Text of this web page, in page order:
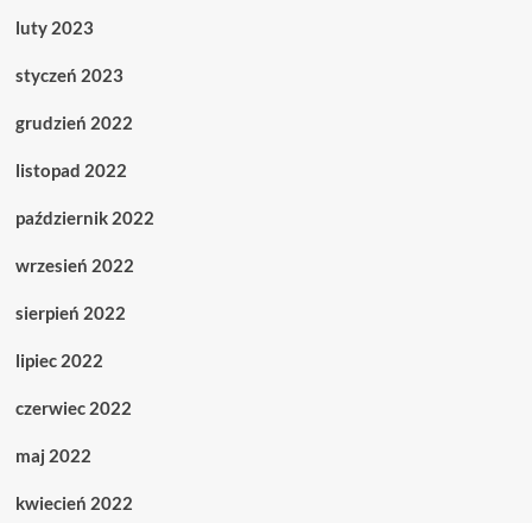
luty 2023
styczeń 2023
grudzień 2022
listopad 2022
październik 2022
wrzesień 2022
sierpień 2022
lipiec 2022
czerwiec 2022
maj 2022
kwiecień 2022